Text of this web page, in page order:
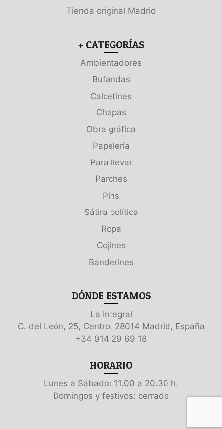
Tienda original Madrid
+ CATEGORÍAS
Ambientadores
Bufandas
Calcetines
Chapas
Obra gráfica
Papelería
Para llevar
Parches
Pins
Sátira política
Ropa
Cojines
Banderines
DÓNDE ESTAMOS
La Integral
C. del León, 25, Centro, 28014 Madrid, España
+34 914 29 69 18
HORARIO
Lunes a Sábado: 11.00 a 20.30 h.
Domingos y festivos: cerrado